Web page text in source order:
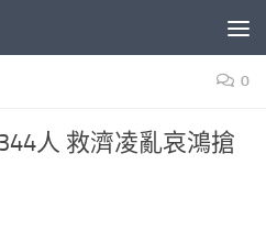
0
人 救濟凌亂哀鴻搶